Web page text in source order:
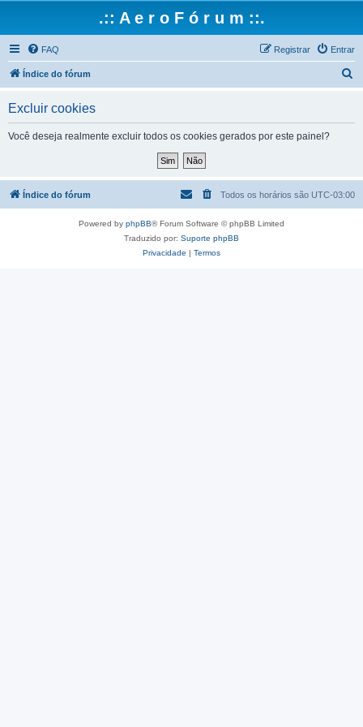
.:: A e r o F ó r u m ::.
FAQ Entrar
Registrar
Índice do fórum
a
Excluir cookies
Você deseja realmente excluir todos os cookies gerados por este painel?
Índice do fórum Todos os horários são UTC-03:00
Powered by phpBB® Forum Software © phpBB Limited
Traduzido por: Suporte phpBB
Privacidade | Termos